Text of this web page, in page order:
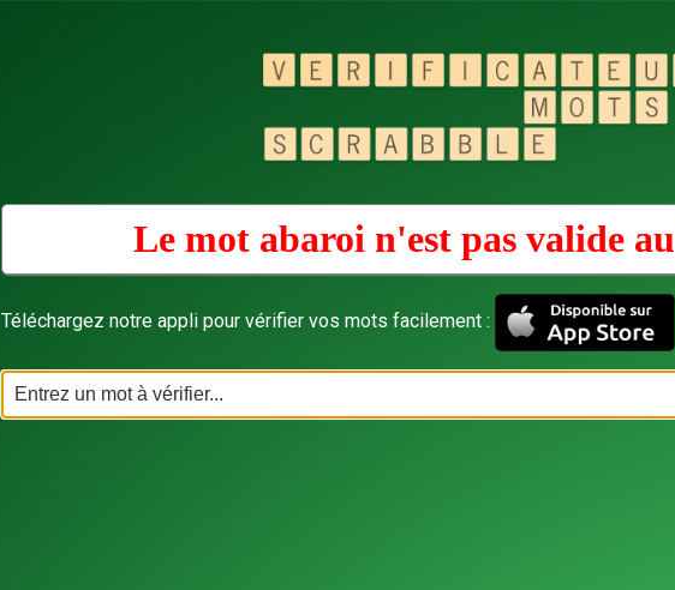
Le mot abaroi n'est pas valide au
Téléchargez notre appli pour vérifier vos mots facilement :